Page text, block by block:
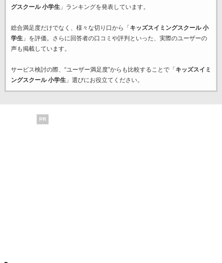
グスクール 小学生」ランキングを発表しています。
総合満足度だけでなく、様々な切り口から「 キッズスイミングスクール 小
学生」を評価。さらに回答者の口コミや評判といった、実際のユーザーの
声も掲載しています。
サービス検討の際、“ユーザー満足度”からも比較することで「 キッズスイミ
ングスクール 小学生」選びにお役立てください。
PR